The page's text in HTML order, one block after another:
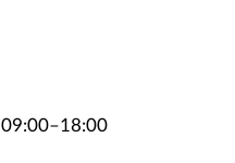
09:00–18:00